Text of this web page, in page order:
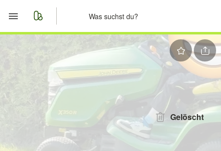
Merkliste
Nachrichten
Anzeige aufgeben
Gelöscht